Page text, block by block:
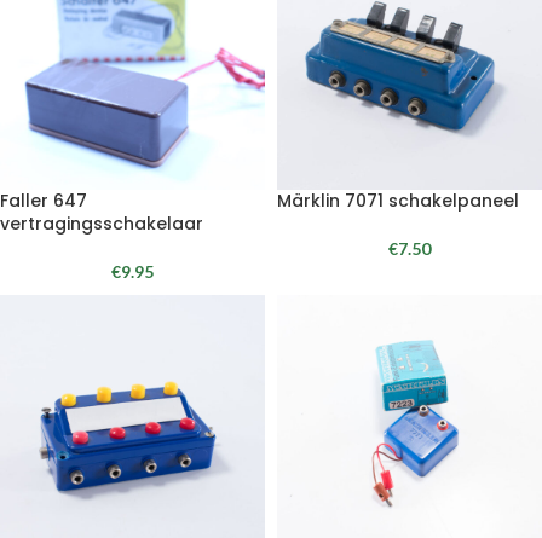
Faller 647
vertragingsschakelaar
€9.95
Märklin 7071 schakelpaneel
€7.50